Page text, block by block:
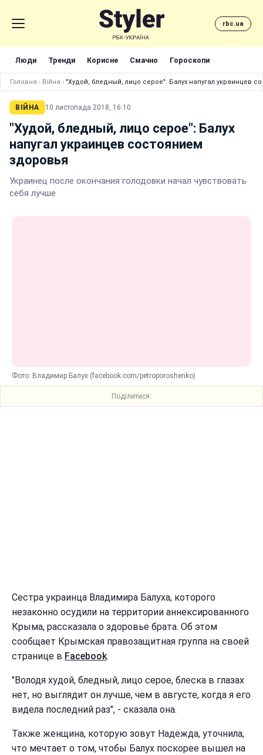
rbc.ua
Люди Тренди Корисне Смачно Гороскопи
Головна › Війна › "Худой, бледный, лицо серое": Балух напугал украинцев
ВІЙНА 10 листопада 2018, 16:10
"Худой, бледный, лицо серое": Балух
напугал украинцев состоянием
здоровья
Украинец после окончания голодовки начал чувствовать
себя лучше
Фото: Владимир Балух (facebook.com/petroporoshenko)
Поділитися:
Сестра украинца Владимира Балуха, которого
незаконно осудили на территории аннексированного
Крыма, рассказала о здоровье брата. Об этом
сообщает Крымская правозащитная группа на своей
странице в Facebook.
"Володя худой, бледный, лицо серое, блеска в глазах
нет, но выглядит он лучше, чем в августе, когда я его
видела последний раз", - сказала она.
Также женщина, которую зовут Надежда, уточнила,
что мечтает о том, чтобы Балух поскорее вышел на